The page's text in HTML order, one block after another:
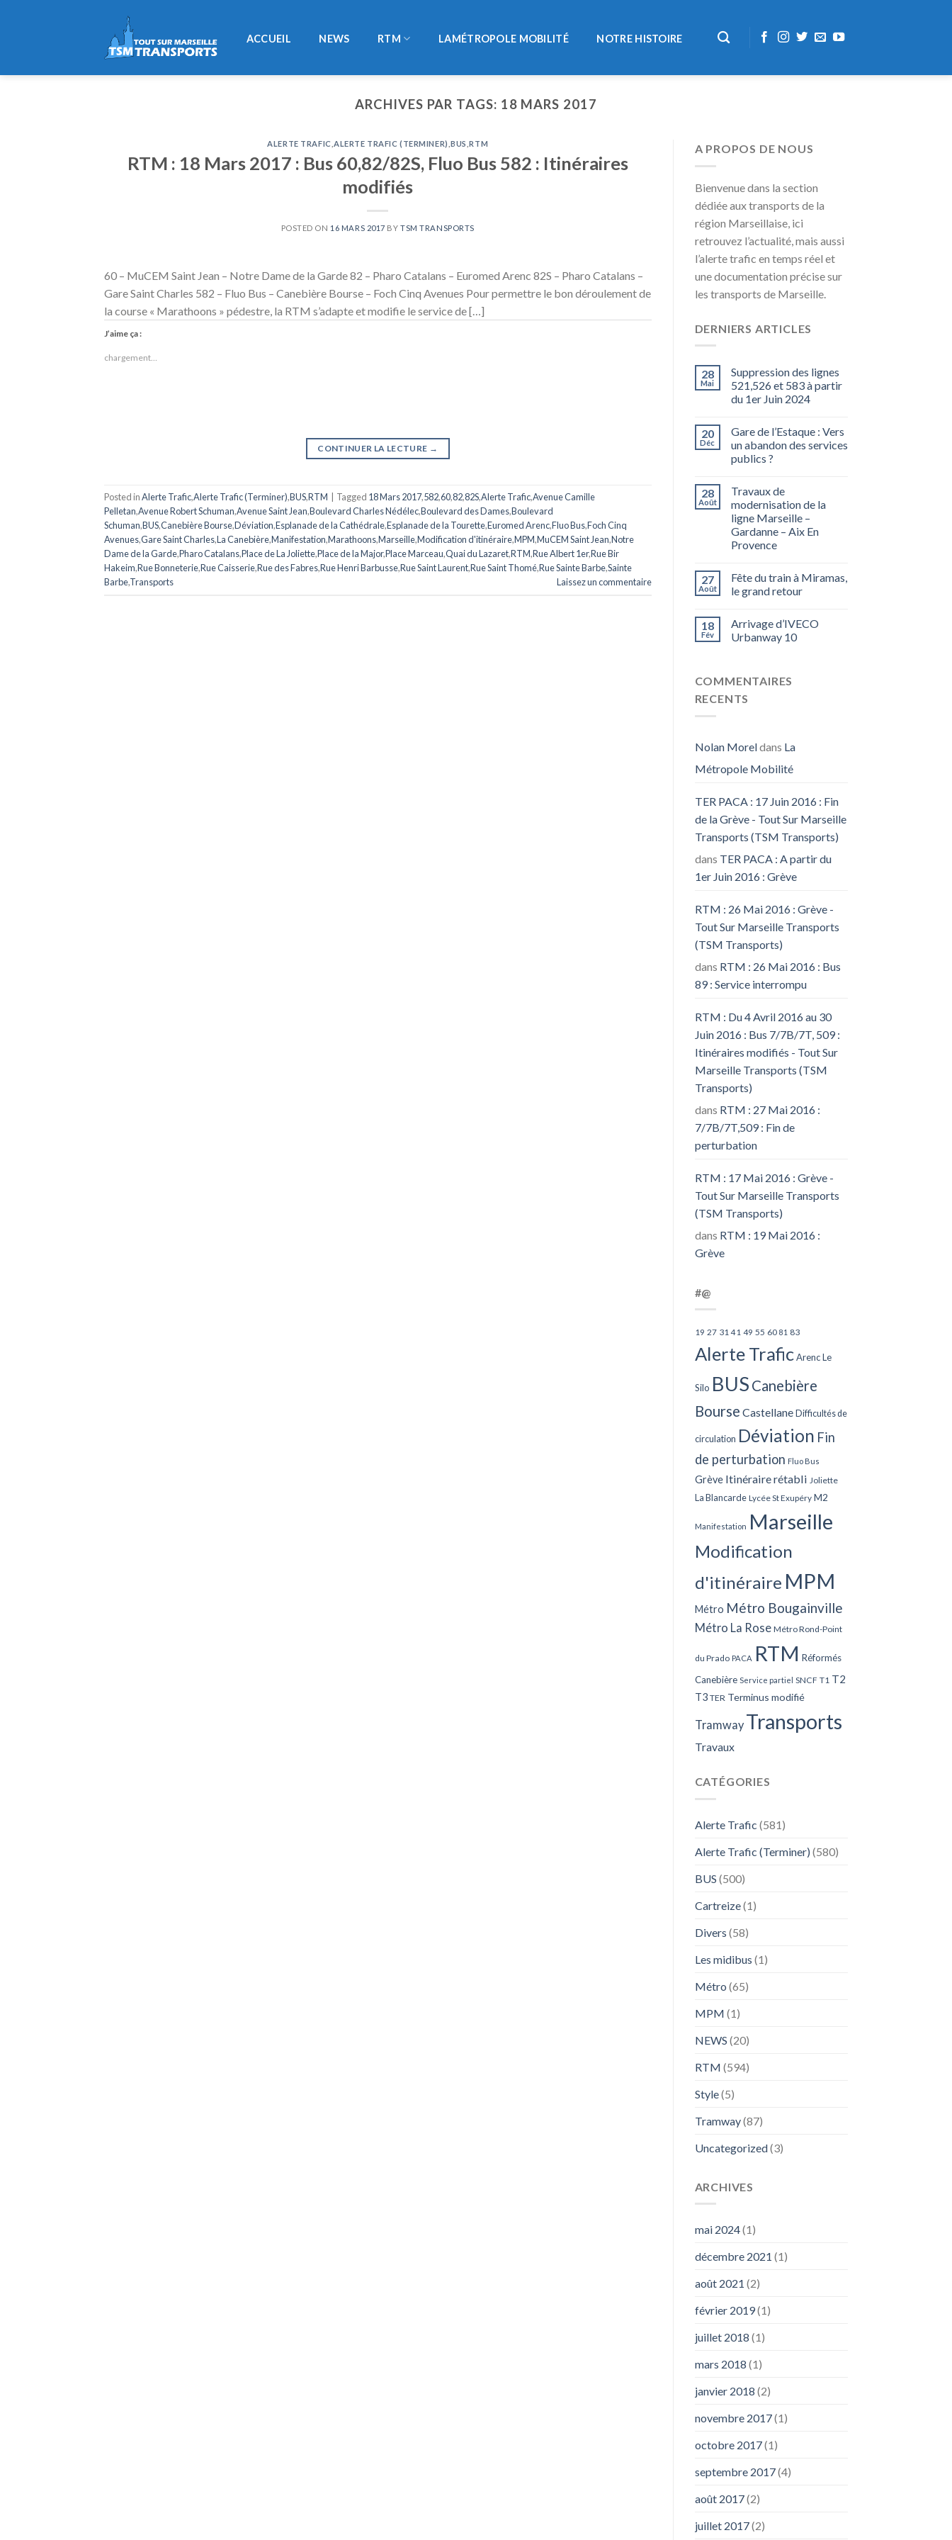
ACCUEIL NEWS RTM LAMÉTROPOLE MOBILITÉ NOTRE HISTOIRE
ARCHIVES PAR TAGS: 18 MARS 2017
ALERTE TRAFIC ,ALERTE TRAFIC (TERMINER) ,BUS ,RTM
RTM : 18 Mars 2017 : Bus 60,82/82S, Fluo Bus 582 : Itinéraires
modifiés
POSTED ON 16 MARS 2017 BYTSM TRANSPORTS
60 – MuCEM Saint Jean – Notre Dame de la Garde 82 – Pharo Catalans – Euromed Arenc 82S – Pharo Catalans –
Gare Saint Charles 582 – Fluo Bus – Canebière Bourse – Foch Cinq Avenues Pour permettre le bon déroulement de
la course « Marathoons » pédestre, la RTM s’adapte et modifie le service de […]
J’aime ça :
chargement…
CONTINUER LA LECTURE →
Posted inAlerte Trafic,Alerte Trafic (Terminer),BUS,RTM Tagged 18 Mars 2017,582,60,82,82S,Alerte Trafic,Avenue Camille
Pelletan,Avenue Robert Schuman,Avenue Saint Jean,Boulevard Charles Nédélec,Boulevard des Dames,Boulevard
Schuman,BUS,Canebière Bourse,Déviation,Esplanade de la Cathédrale,Esplanade de la Tourette,Euromed Arenc,Fluo Bus,Foch Cinq
Avenues,Gare Saint Charles,La Canebière,Manifestation,Marathoons,Marseille,Modification d'itinéraire,MPM,MuCEM Saint Jean,Notre
Dame de la Garde,Pharo Catalans,Place de La Joliette,Place de la Major,Place Marceau,Quai du Lazaret,RTM,Rue Albert 1er,Rue Bir
Hakeim,Rue Bonneterie,Rue Caisserie,Rue des Fabres,Rue Henri Barbusse,Rue Saint Laurent,Rue Saint Thomé,Rue Sainte Barbe,Sainte
Barbe,Transports Laissez un commentaire
A PROPOS DE NOUS
Bienvenue dans la section
dédiée aux transports de la
région Marseillaise, ici
retrouvez l’actualité, mais aussi
l’alerte trafic en temps réel et
une documentation précise sur
les transports de Marseille.
DERNIERS ARTICLES
28
Mai
Suppression des lignes
521,526 et 583 à partir
du 1er Juin 2024
20
Déc
Gare de l’Estaque : Vers
un abandon des services
publics ?
28
Août
Travaux de
modernisation de la
ligne Marseille –
Gardanne – Aix En
Provence
27
Août
Fête du train à Miramas,
le grand retour
18
Fév
Arrivage d’IVECO
Urbanway 10
COMMENTAIRES
RECENTS
Nolan Moreldans La
Métropole Mobilité
TER PACA : 17 Juin 2016 : Fin
de la Grève - Tout Sur Marseille
Transports (TSM Transports)
dans TER PACA : A partir du
1er Juin 2016 : Grève
RTM : 26 Mai 2016 : Grève -
Tout Sur Marseille Transports
(TSM Transports)
dans RTM : 26 Mai 2016 : Bus
89 : Service interrompu
RTM : Du 4 Avril 2016 au 30
Juin 2016 : Bus 7/7B/7T, 509 :
Itinéraires modifiés - Tout Sur
Marseille Transports (TSM
Transports)
dans RTM : 27 Mai 2016 :
7/7B/7T,509 : Fin de
perturbation
RTM : 17 Mai 2016 : Grève -
Tout Sur Marseille Transports
(TSM Transports)
dans RTM : 19 Mai 2016 :
Grève
#@
19 27 31 41 49 55 60 81 83
Alerte Trafic Arenc Le
Silo BUS Canebière
Bourse Castellane Difficultés de
circulation Déviation Fin
de perturbation Fluo Bus
Grève Itinéraire rétabli Joliette
La Blancarde Lycée St Exupéry M2
Manifestation Marseille
Modification
d'itinéraire MPM
Métro Métro Bougainville
Métro La Rose Métro Rond-Point
du Prado PACA RTM Réformés
Canebière Service partiel SNCF T1 T2
T3 TER Terminus modifié
Tramway Transports
Travaux
CATÉGORIES
Alerte Trafic (581)
Alerte Trafic (Terminer) (580)
BUS (500)
Cartreize(1)
Divers (58)
Les midibus (1)
Métro (65)
MPM (1)
NEWS (20)
RTM (594)
Style(5)
Tramway(87)
Uncategorized(3)
ARCHIVES
mai 2024(1)
décembre 2021 (1)
août 2021 (2)
février 2019(1)
juillet 2018 (1)
mars 2018 (1)
janvier 2018 (2)
novembre 2017(1)
octobre 2017(1)
septembre 2017(4)
août 2017(2)
juillet 2017(2)